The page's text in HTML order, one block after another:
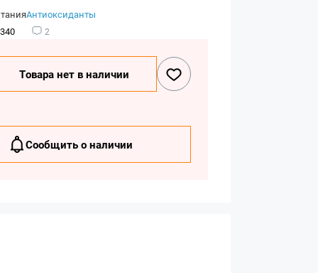
Антиоксиданты
2
Товара нет в наличии
Сообщить о наличии